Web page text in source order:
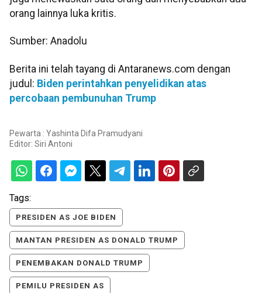
orang lainnya luka kritis.
Sumber: Anadolu
Berita ini telah tayang di Antaranews.com dengan
judul: Biden perintahkan penyelidikan atas
percobaan pembunuhan Trump
Pewarta : Yashinta Difa Pramudyani
Editor: Siri Antoni
Tags:
PRESIDEN AS JOE BIDEN
MANTAN PRESIDEN AS DONALD TRUMP
PENEMBAKAN DONALD TRUMP
PEMILU PRESIDEN AS